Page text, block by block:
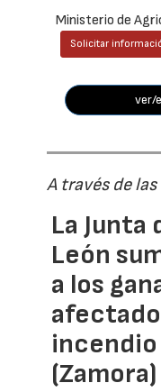
Ministerio de
Solicitar
ver/
A través de
La Junta
León
a los
incendio
(Zamora)